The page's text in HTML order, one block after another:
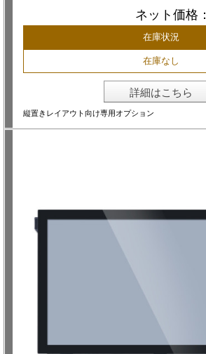
ネット価格：
在庫状況
在庫なし
詳細はこちら
縦置きレイアウト向け専用オプション